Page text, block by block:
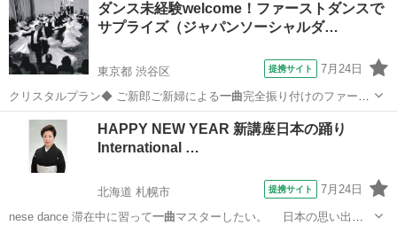
ダンス未経験welcome！ファーストダンスで
サプライズ（ジャパンソーシャルダ…
東京都 渋谷区 提携サイト 7月24日
クリスタルプラン◆ ご新郎ご新婦による一曲完全振り付けのファース
トダンス 全6回…
東京 渋谷区
HAPPY NEW YEAR 新講座日本の踊り
International …
北海道 札幌市 提携サイト 7月24日
nese dance 滞在中に習って一曲マスターしたい。 日本の思い出に